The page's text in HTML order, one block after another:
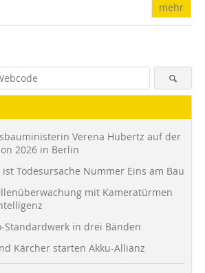
mehr
Verena Hubertz auf der
2026 in Berlin
ist Todesursache Nummer Eins am Bau
mit Kameratürmen
Standardwerk in drei Bänden
Kärcher starten Akku-Allianz